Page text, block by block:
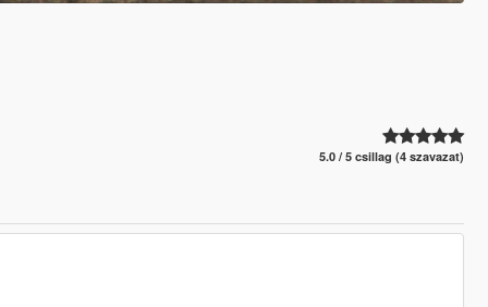
5.0 / 5 csillag (4 szavazat)